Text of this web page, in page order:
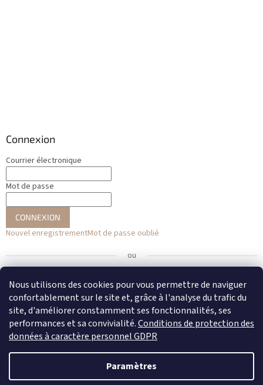
Nous utilisons des cookies pour vous permettre de naviguer
confortablement sur le site et, grâce à l'analyse du trafic du
site, d'améliorer constamment ses fonctionnalités, ses
performances et sa convivialité.Conditions de protection des
données à caractère personnel GDPR
Paramètres
Connexion
Courrier électronique
Mot de passe
CONNEXION
Nouvel enregistrementMot de passe oublié
ou
Se connecter avec Facebook
Se connecter avec Google